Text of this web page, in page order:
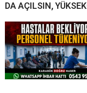
DA AÇILSIN,